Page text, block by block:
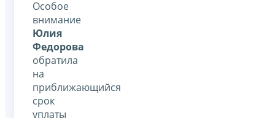
Особое
внимание
Юлия
Федорова
обратила
на
приближающийся
срок
уплаты